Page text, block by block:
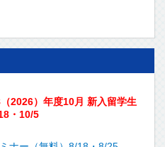
2026）年度10月 新入留学生
・10/5